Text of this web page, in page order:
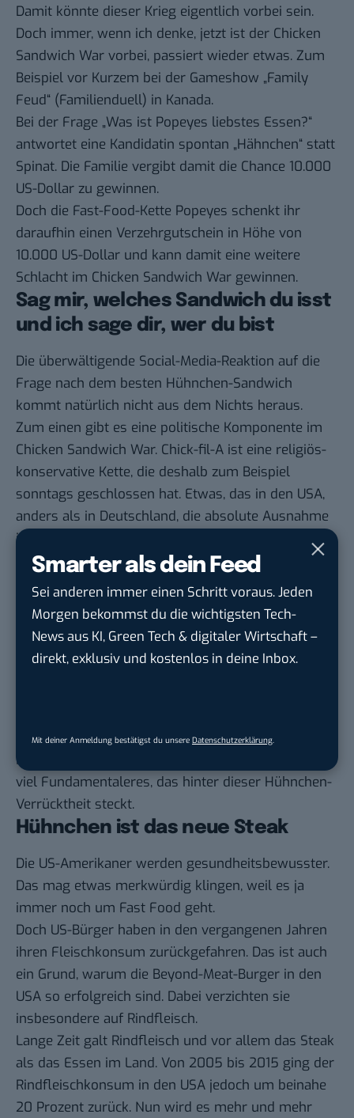
Smarter als dein Feed
Sei anderen immer einen Schritt voraus. Jeden
Morgen bekommst du die wichtigsten Tech-
News aus KI, Green Tech & digitaler Wirtschaft –
direkt, exklusiv und kostenlos in deine Inbox.
Mit deiner Anmeldung bestätigst du unsere Datenschutzerklärung.
Damit könnte dieser Krieg eigentlich vorbei sein.
Doch immer, wenn ich denke, jetzt ist der Chicken
Sandwich War vorbei, passiert wieder etwas. Zum
Beispiel vor Kurzem bei der Gameshow „Family
Feud“ (Familienduell) in Kanada.
Bei der Frage „Was ist Popeyes liebstes Essen?“
antwortet eine Kandidatin spontan „Hähnchen“ statt
Spinat. Die Familie vergibt damit die Chance 10.000
US-Dollar zu gewinnen.
Doch die Fast-Food-Kette Popeyes schenkt ihr
daraufhin einen Verzehrgutschein in Höhe von
10.000 US-Dollar und kann damit eine weitere
Schlacht im Chicken Sandwich War gewinnen.
Sag mir, welches Sandwich du isst
und ich sage dir, wer du bist
Die überwältigende Social-Media-Reaktion auf die
Frage nach dem besten Hühnchen-Sandwich
kommt natürlich nicht aus dem Nichts heraus.
Zum einen gibt es eine politische Komponente im
Chicken Sandwich War. Chick-fil-A ist eine religiös-
konservative Kette, die deshalb zum Beispiel
sonntags geschlossen hat. Etwas, das in den USA,
anders als in Deutschland, die absolute Ausnahme
ist.
Dazu noch ein kleiner Fun Fact aus dem Chicken
War. Als Chick-fil-A am „Chicken Sandwich Day“ sein
Sandwich promotete, übersah die Kette dabei, dass
der Tag des belegten Brötchens gerade auf einen
Sonntag fiel. Popeyes hatte damit wieder die Lacher
politischer Protest war, öffentlich den Konkurrenten
Popeyes zu unterstützen. Doch es gibt noch etwas
viel Fundamentaleres, das hinter dieser Hühnchen-
Verrücktheit steckt.
Hühnchen ist das neue Steak
Die US-Amerikaner werden gesundheitsbewusster.
Das mag etwas merkwürdig klingen, weil es ja
immer noch um Fast Food geht.
Doch US-Bürger haben in den vergangenen Jahren
ihren Fleischkonsum zurückgefahren. Das ist auch
ein Grund, warum die Beyond-Meat-Burger in den
USA so erfolgreich sind. Dabei verzichten sie
insbesondere auf Rindfleisch.
Lange Zeit galt Rindfleisch und vor allem das Steak
als das Essen im Land. Von 2005 bis 2015 ging der
Rindfleischkonsum in den USA jedoch um beinahe
20 Prozent zurück. Nun wird es mehr und mehr